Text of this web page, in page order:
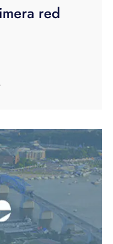
red